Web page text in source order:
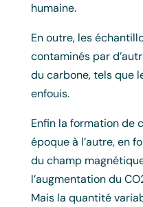
humaine.
En outre, les
contaminés par
du carbone, tels que
enfouis.
Enfin la formation de
époque à l’autre, en
du champ
l’augmentation du
Mais la quantité